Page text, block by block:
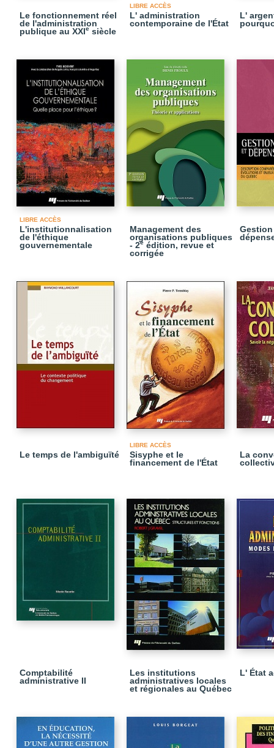
Le fonctionnement réel
de l'administration
publique au XXIe siècle
LIBRE ACCÈS
L' administration
contemporaine de l'État
L'
LIBRE ACCÈS
L'institutionnalisation
de l'éthique
gouvernementale
Management des
organisations publiques
- 2e édition, revue et
corrigée
Le temps de l'ambiguïté
LIBRE ACCÈS
Sisyphe et le
financement de l'État
La
Comptabilité
administrative II
Les institutions
administratives locales
et régionales au Québec
L' État